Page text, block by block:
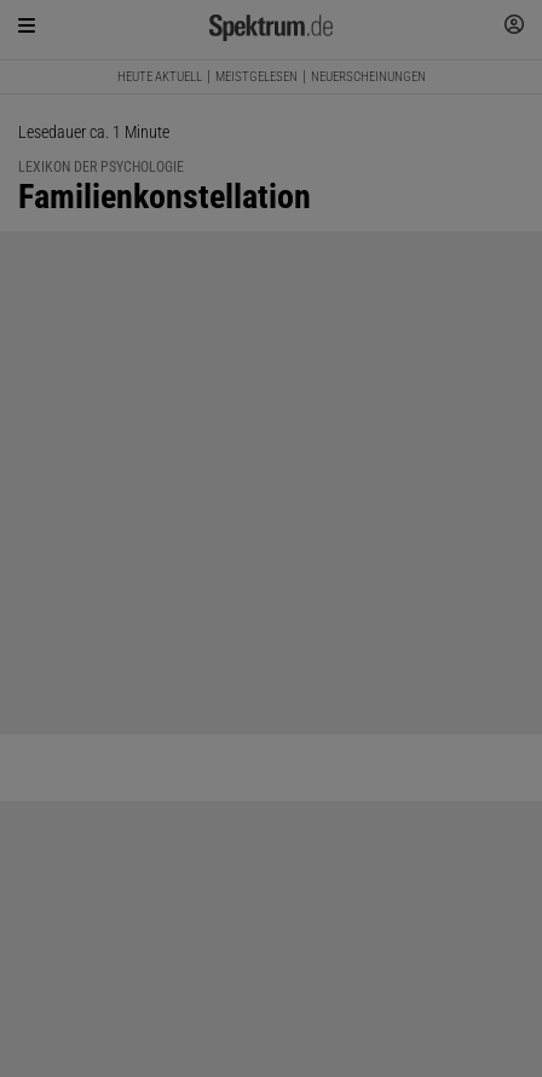
HEUTE AKTUELL MEISTGELESEN NEUERSCHEINUNGEN
Lesedauer ca. 1 Minute
LEXIKON DER PSYCHOLOGIE
:
Familienkonstellation